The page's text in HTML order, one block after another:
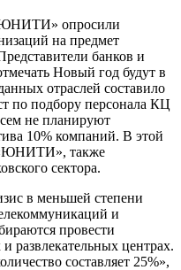
опросили
на предмет
банков и
Новый год будут в
отраслей составило
по подбору персонала КЦ
не планируют
10% компаний. В этой
также
сектора.
в меньшей степени
и
провести
развлекательных центрах.
составляет 25%»,